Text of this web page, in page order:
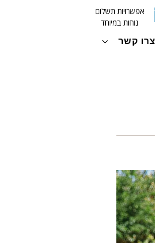
אפשרויות תשלום
נוחות במיוחד
צרו קשר